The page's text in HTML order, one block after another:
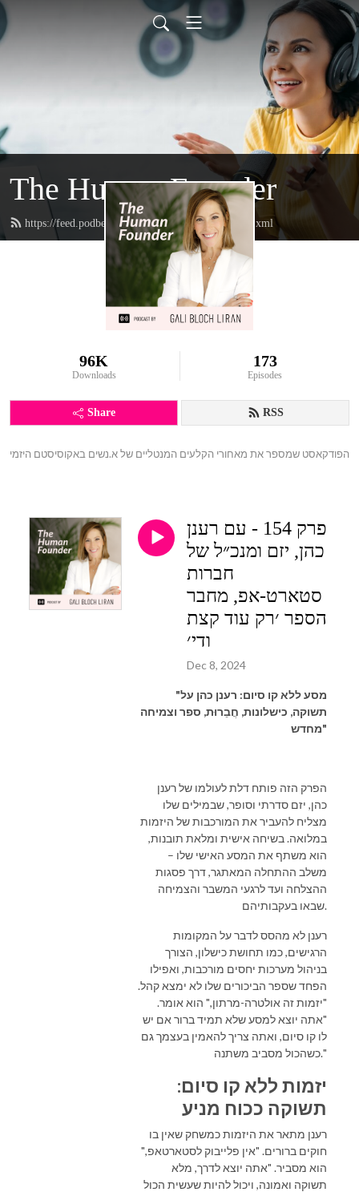
The Human Founder
https://feed.podbean.com/TheHumanFounder/feed.xml
96K
Downloads
173
Episodes
Share RSS
הפודקאסט שמספר את מאחורי הקלעים המנטליים של א.נשים באקוסיסטם היזמי
פרק 154 - עם רענן
כהן, יזם ומנכ״ל של
חברות
סטארט-אפ, מחבר
הספר ׳רק עוד קצת
ודי׳
Dec 8, 2024
"מסע ללא קו סיום: רענן כהן על
תשוקה, כישלונות, חֲבֵרוּת, ספר וצמיחה
מחדש"
הפרק הזה פותח דלת לעולמו של רענן
כהן, יזם סדרתי וסופר, שבמילים שלו
מצליח להעביר את המורכבות של היזמות
במלואה. בשיחה אישית ומלאת תובנות,
הוא משתף את המסע האישי שלו –
משלב ההתחלה המאתגר, דרך פסגות
ההצלחה ועד לרגעי המשבר והצמיחה
שבאו בעקבותיהם.
רענן לא מהסס לדבר על המקומות
הרגישים, כמו תחושת כישלון, הצורך
בניהול מערכות יחסים מורכבות, ואפילו
הפחד שספר הביכורים שלו לא ימצא קהל.
"יזמות זה אולטרה-מרתון," הוא אומר.
"אתה יוצא למסע שלא תמיד ברור אם יש
לו קו סיום, ואתה צריך להאמין בעצמך גם
כשהכול מסביב משתנה."
יזמות ללא קו סיום:
תשוקה ככוח מניע
רענן מתאר את היזמות כמשחק שאין בו
חוקים ברורים. "אין פלייבוק לסטארטאפ,"
הוא מסביר. "אתה יוצא לדרך, מלא
תשוקה ואמונה, ויכול להיות שעשית הכול